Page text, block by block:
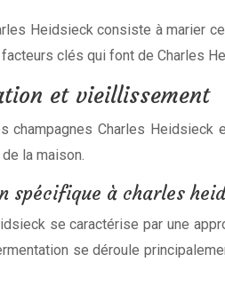
Heidsieck consiste à
clés qui font de Charles
et vieillissement
champagnes Charles
la maison.
spécifique à charles
se caractérise par une
se déroule